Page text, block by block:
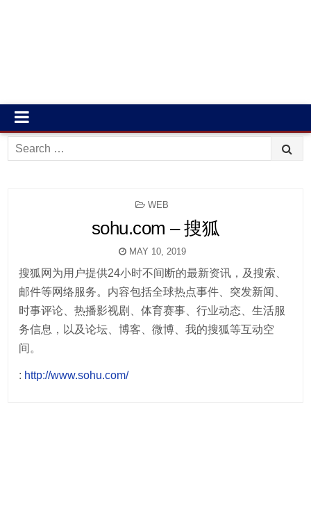
Search
for:
POSTED
WEB
sohu.com – 搜狐
MAY 10, 2019
搜狐网为用户提供24小时不间断的最新资讯，及搜索、
邮件等网络服务。内容包括全球热点事件、突发新闻、
时事评论、热播影视剧、体育赛事、行业动态、生活服
务信息，以及论坛、博客、微博、我的搜狐等互动空
间。
: http://www.sohu.com/